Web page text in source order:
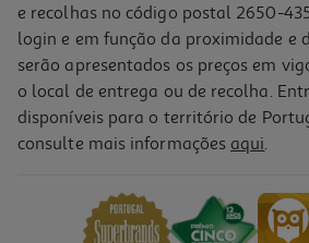
-10%
Livro Elite De Prata De Dani Francis
PVP de editor
20,66 €
e recolhas no código postal 2650-
login e em função da proximidade e
serão apresentados os preços em
o local de entrega ou de recolha.
disponíveis para o território de
consulte mais informações aqui.